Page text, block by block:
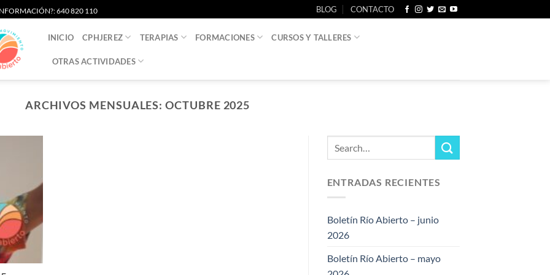
640 820 110 BLOG CONTACTO
INICIO CPHJEREZ TERAPIAS FORMACIONES CURSOS Y TALLERES
OTRAS ACTIVIDADES
ARCHIVOS MENSUALES:OCTUBRE 2025
ENTRADAS RECIENTES
Boletín Río Abierto – junio
2026
Boletín Río Abierto – mayo